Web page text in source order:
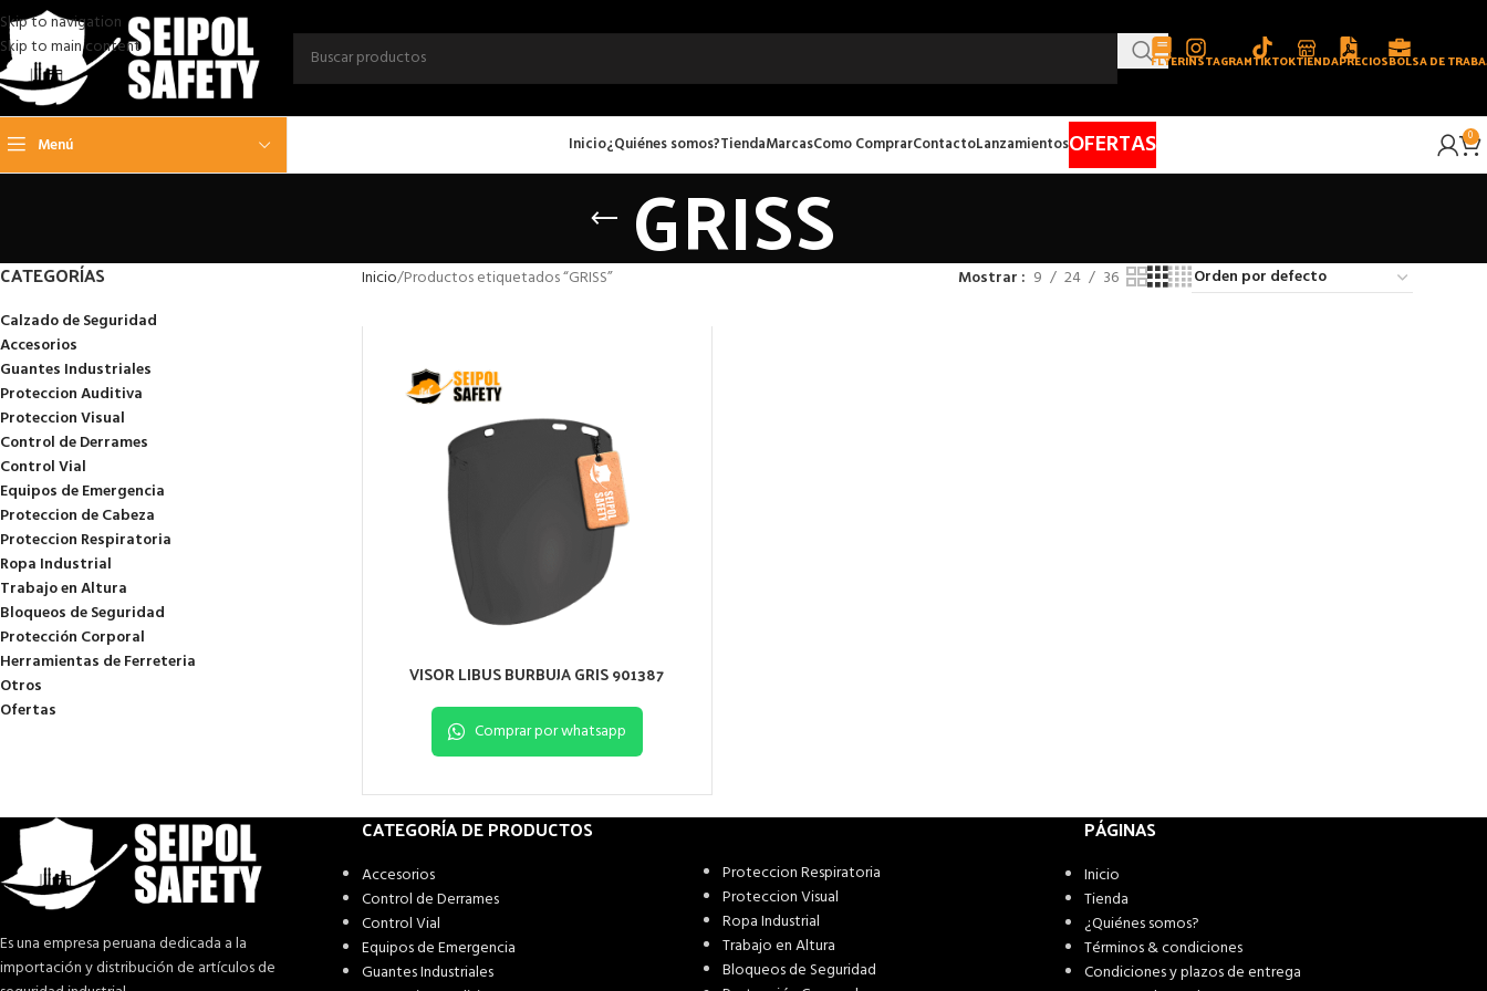
Skip to navigation
Skip to main content
FLYERINSTAGRAMTIKTOKTIENDAPRECIOSBOLSA DE
Menú Inicio¿Quiénes somos?TiendaMarcasComo ComprarContactoLanzamientosOFERTAS 0
GRISS
CATEGORÍAS
Calzado de Seguridad
Accesorios
Guantes Industriales
Proteccion Auditiva
Proteccion Visual
Control de Derrames
Control Vial
Equipos de Emergencia
Proteccion de Cabeza
Proteccion Respiratoria
Ropa Industrial
Trabajo en Altura
Bloqueos de Seguridad
Protección Corporal
Herramientas de Ferreteria
Otros
Ofertas
Inicio Productos etiquetados “GRISS” Mostrar 9 24 36
VISOR LIBUS BURBUJA GRIS 901387
Comprar por whatsapp
Es una empresa peruana dedicada a la
importación y distribución de artículos de
CATEGORÍA DE PRODUCTOS
Accesorios
Control de Derrames
Control Vial
Equipos de Emergencia
Guantes Industriales
Proteccion Respiratoria
Proteccion Visual
Ropa Industrial
Trabajo en Altura
Bloqueos de Seguridad
PÁGINAS
Inicio
Tienda
¿Quiénes somos?
Términos & condiciones
Condiciones y plazos de entrega